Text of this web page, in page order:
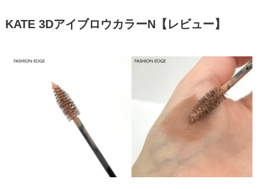
KATE 3DアイブロウカラーN【レビュー】